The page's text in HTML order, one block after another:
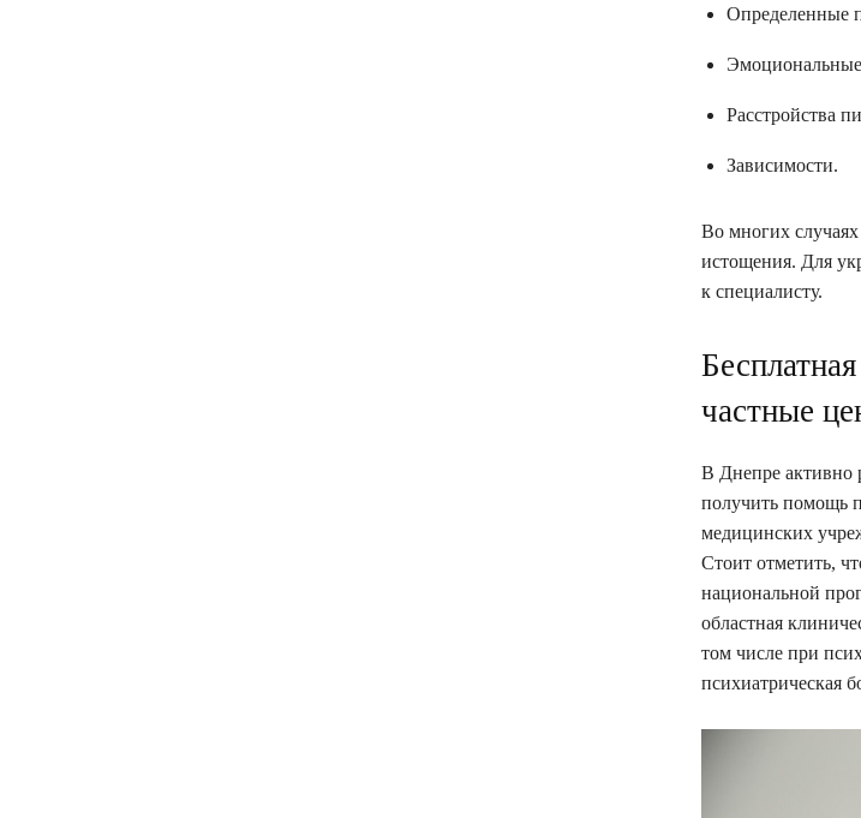
Определенные
Эмоциональные
Расстройства
Зависимости.
Во многих
истощения. Для
к специалисту.
частные
В Днепре активно
получить помощь
медицинских
Стоит отметить,
национальной
областная
том числе при
психиатрическая